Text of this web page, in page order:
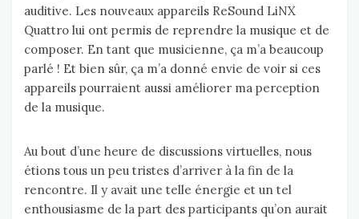
auditive. Les nouveaux appareils ReSound LiNX
Quattro lui ont permis de reprendre la musique et de
composer. En tant que musicienne, ça m’a beaucoup
parlé ! Et bien sûr, ça m’a donné envie de voir si ces
appareils pourraient aussi améliorer ma perception
de la musique.
Au bout d’une heure de discussions virtuelles, nous
étions tous un peu tristes d’arriver à la fin de la
rencontre. Il y avait une telle énergie et un tel
enthousiasme de la part des participants qu’on aurait